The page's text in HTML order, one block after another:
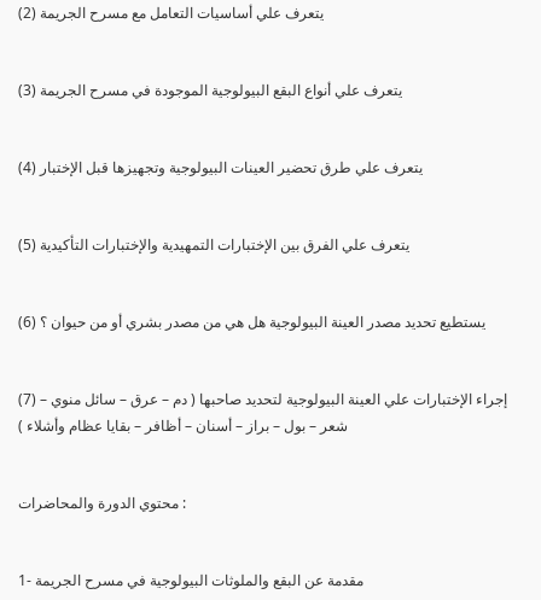
(2) يتعرف علي أساسيات التعامل مع مسرح الجريمة
(3) يتعرف علي أنواع البقع البيولوجية الموجودة في مسرح الجريمة
(4) يتعرف علي طرق تحضير العينات البيولوجية وتجهيزها قبل الإختبار
(5) يتعرف علي الفرق بين الإختبارات التمهيدية والإختبارات التأكيدية
(6) يستطيع تحديد مصدر العينة البيولوجية هل هي من مصدر بشري أو من حيوان ؟
(7) إجراء الإختبارات علي العينة البيولوجية لتحديد صاحبها ( دم – عرق – سائل منوي –
شعر – بول – براز – أسنان – أظافر – بقايا عظام وأشلاء )
محتوي الدورة والمحاضرات :
1- مقدمة عن البقع والملوثات البيولوجية في مسرح الجريمة